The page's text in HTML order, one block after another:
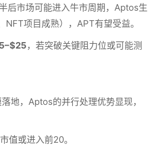
后市场可能进入牛市周期，Aptos生
项目成熟），APT有望受益。
，若突破关键阻力位或可能测
地，Aptos的并行处理优势显现，
值或进入前20。